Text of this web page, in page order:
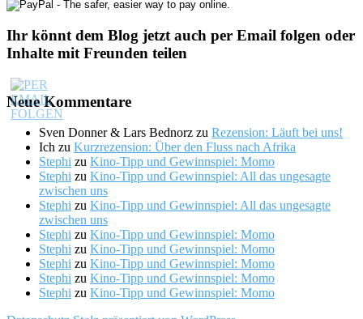
Ihr könnt dem Blog jetzt auch per Email folgen oder
Inhalte mit Freunden teilen
Neue Kommentare
Sven Donner & Lars Bednorz zu Rezension: Läuft bei uns!
Ich zu Kurzrezension: Über den Fluss nach Afrika
Stephi zu Kino-Tipp und Gewinnspiel: Momo
Stephi zu Kino-Tipp und Gewinnspiel: All das ungesagte
zwischen uns
Stephi zu Kino-Tipp und Gewinnspiel: All das ungesagte
zwischen uns
Stephi zu Kino-Tipp und Gewinnspiel: Momo
Stephi zu Kino-Tipp und Gewinnspiel: Momo
Stephi zu Kino-Tipp und Gewinnspiel: Momo
Stephi zu Kino-Tipp und Gewinnspiel: Momo
Stephi zu Kino-Tipp und Gewinnspiel: Momo